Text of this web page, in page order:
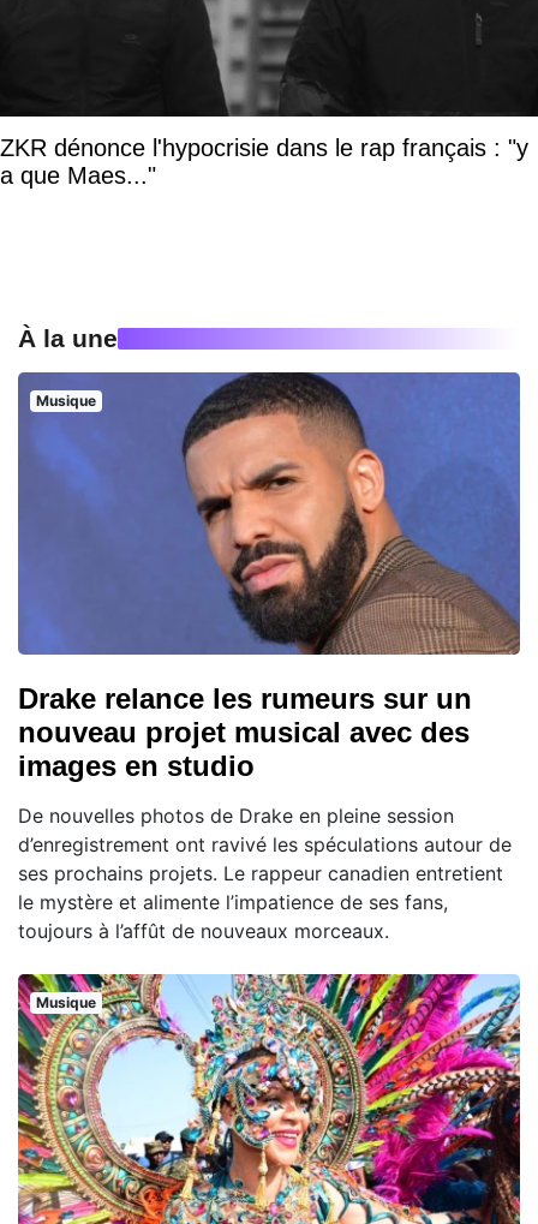
ZKR dénonce l'hypocrisie dans le rap français : "y
a que Maes..."
À la une
Musique
Drake relance les rumeurs sur un
nouveau projet musical avec des
images en studio
De nouvelles photos de Drake en pleine session
d’enregistrement ont ravivé les spéculations autour de
ses prochains projets. Le rappeur canadien entretient
le mystère et alimente l’impatience de ses fans,
toujours à l’affût de nouveaux morceaux.
Musique